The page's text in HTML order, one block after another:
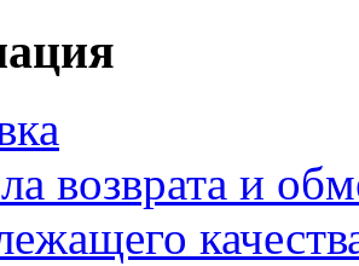
возврата и